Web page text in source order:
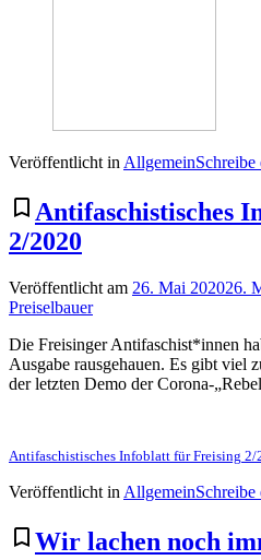
Veröffentlicht inAllgemein
bookmark_border Antifaschistisches
2/2020
Veröffentlicht am 26. Mai 202026.
Preiselbauer
Die Freisinger Antifaschist*innen
Ausgabe rausgehauen. Es gibt viel
der letzten Demo der Corona-
Antifaschistisches Infoblatt für Freising 2/
Veröffentlicht in Allgemein
bookmark_border Wir lachen noch